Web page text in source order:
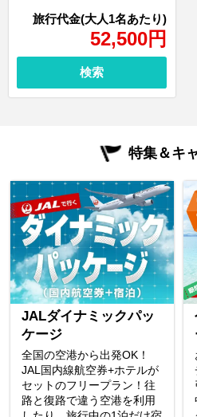
52,500円
検索
特集＆キ
JALダイナミックパッ
ケージ
全国の空港から出発OK！
JAL国内線航空券+ホテルが
セットのフリープラン！往
路と復路で違う空港を利用